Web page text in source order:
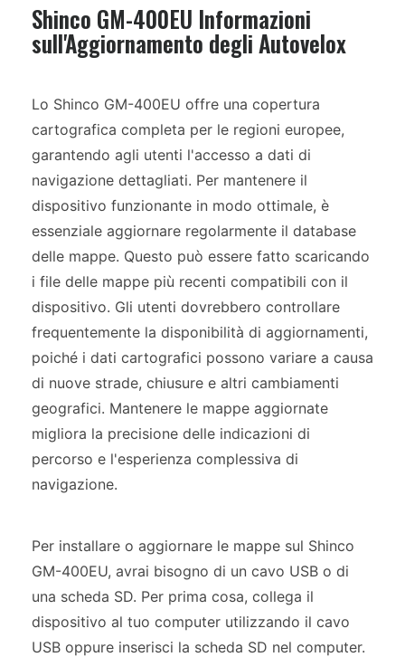
Shinco GM-400EU Informazioni
sull'Aggiornamento degli Autovelox
Lo Shinco GM-400EU offre una copertura
cartografica completa per le regioni europee,
garantendo agli utenti l'accesso a dati di
navigazione dettagliati. Per mantenere il
dispositivo funzionante in modo ottimale, è
essenziale aggiornare regolarmente il database
delle mappe. Questo può essere fatto scaricando
i file delle mappe più recenti compatibili con il
dispositivo. Gli utenti dovrebbero controllare
frequentemente la disponibilità di aggiornamenti,
poiché i dati cartografici possono variare a causa
di nuove strade, chiusure e altri cambiamenti
geografici. Mantenere le mappe aggiornate
migliora la precisione delle indicazioni di
percorso e l'esperienza complessiva di
navigazione.
Per installare o aggiornare le mappe sul Shinco
GM-400EU, avrai bisogno di un cavo USB o di
una scheda SD. Per prima cosa, collega il
dispositivo al tuo computer utilizzando il cavo
USB oppure inserisci la scheda SD nel computer.